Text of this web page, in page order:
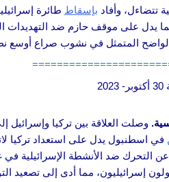
تتضاءل، وأفاد بإسقاط طائرة
يدل على موقف حازم ضد التهديدات
الواضح المتمثل في نشوب صراع أوسع
وصلت العلاقة بين تركيا وإسرائيل
في اسطنبول يدل على استعداد تركيا
ضد الأنشطة الإسرائيلية في
إسرائيليون، مما أدى إلى تصعيد